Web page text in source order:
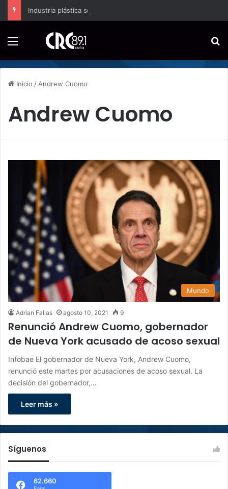
Industria plástica se suma a la economía circular
Inicio / Andrew Cuomo
Andrew Cuomo
Mundo
Adrian Fallas agosto 10, 2021 9
Renunció Andrew Cuomo, gobernador
de Nueva York acusado de acoso sexual
Infobae El gobernador de Nueva York, Andrew Cuomo,
renunció este martes por acusaciones de acoso sexual. La
decisión del gobernador,…
Leer más »
Síguenos
62.660